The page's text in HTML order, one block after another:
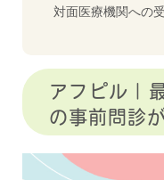
対面医療機関への
アフピル｜
の事前問診